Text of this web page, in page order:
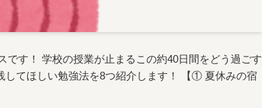
す！ 学校の授業が止まるこの約40日間をどう過ごす
てほしい勉強法を8つ紹介します！ 【① 夏休みの宿